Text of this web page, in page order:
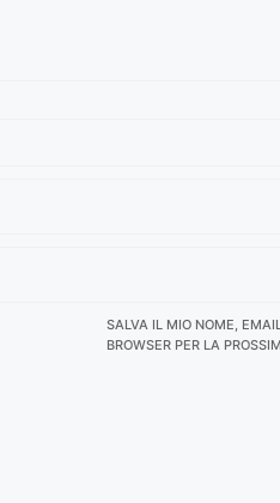
SALVA IL MIO NOME,
BROWSER PER LA